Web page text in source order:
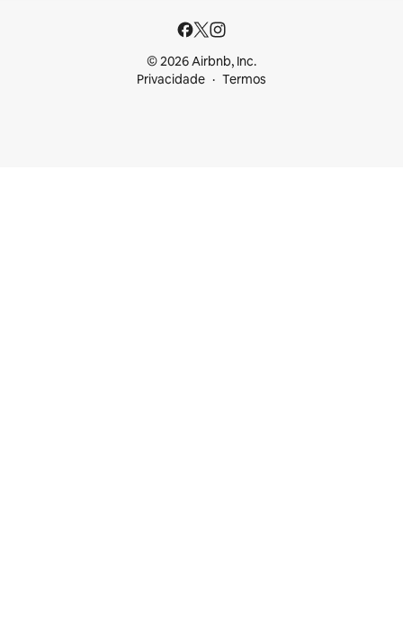
© 2026 Airbnb, Inc.
Privacidade
Termos